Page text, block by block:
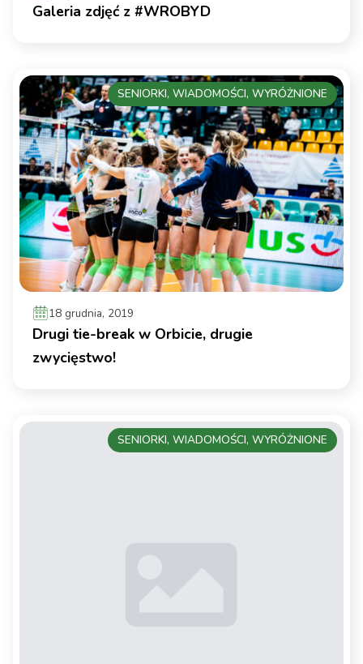
Galeria zdjęć z #WROBYD
18 grudnia, 2019
Drugi tie-break w Orbicie, drugie
zwycięstwo!
SENIORKI, WIADOMOŚCI, WYRÓŻNIONE
SENIORKI, WIADOMOŚCI, WYRÓŻNIONE